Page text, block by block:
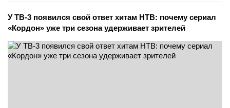
У ТВ-3 появился свой ответ хитам НТВ: почему сериал
«Кордон» уже три сезона удерживает зрителей